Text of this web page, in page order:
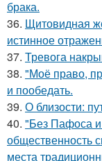
брака.
36. Щитовидная
истинное
37. Тревога
38. "Моё право,
и пообедать.
39. О близости:
40. "Без Пафоса и
общественность
места